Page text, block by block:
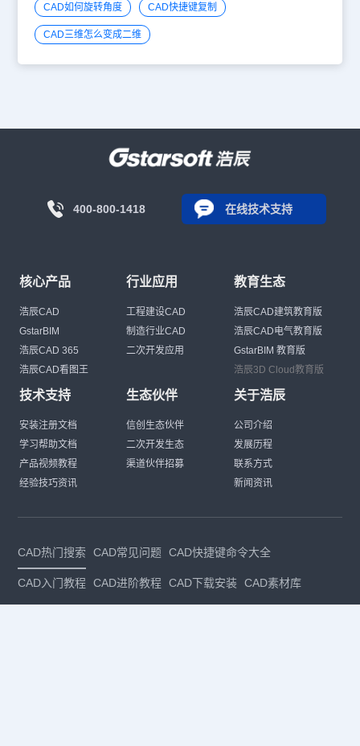
CAD如何旋转角度 CAD快捷键复制
CAD三维怎么变成二维
400-800-1418 在线技术支持
核心产品
浩辰CAD
GstarBIM
浩辰CAD 365
浩辰CAD看图王
行业应用
工程建设CAD
制造行业CAD
二次开发应用
教育生态
浩辰CAD建筑教育版
浩辰CAD电气教育版
GstarBIM 教育版
浩辰3D Cloud教育版
技术支持
安装注册文档
学习帮助文档
产品视频教程
经验技巧资讯
生态伙伴
信创生态伙伴
二次开发生态
渠道伙伴招募
关于浩辰
公司介绍
发展历程
联系方式
新闻资讯
CAD热门搜索 CAD常见问题 CAD快捷键命令大全
CAD入门教程 CAD进阶教程 CAD下载安装 CAD素材库